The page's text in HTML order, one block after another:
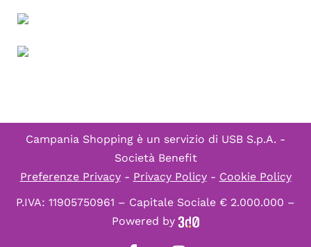
Campania Shopping è un servizio di USB S.p.A. -
Società Benefit
Preferenze Privacy- Privacy Policy- Cookie Policy
P.IVA: 11905750961 – Capitale Sociale € 2.000.000 –
Powered by